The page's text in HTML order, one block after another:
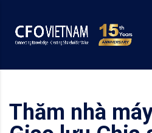
Thăm nhà